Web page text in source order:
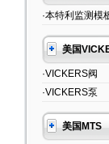
·本特利监测模
美国
·VICKERS阀
·VICKERS泵
美国MTS